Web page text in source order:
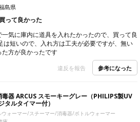
島県
買って良かった
気に庫内に道具を入れたかったので、買って良
は短いので、入れ方は工夫が必要ですが、無い
た方が良かったです
違反を報告 参考になった
器 ARCUS スモーキーグレー（PHILIPS製UV
タルタイマー付）
ウォーマー/スチーマー/消毒器/ボトルウォーマー